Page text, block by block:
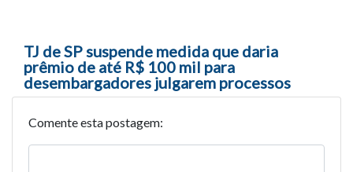
TJ de SP suspende medida que daria
prêmio de até R$ 100 mil para
desembargadores julgarem processos
Comente esta postagem: